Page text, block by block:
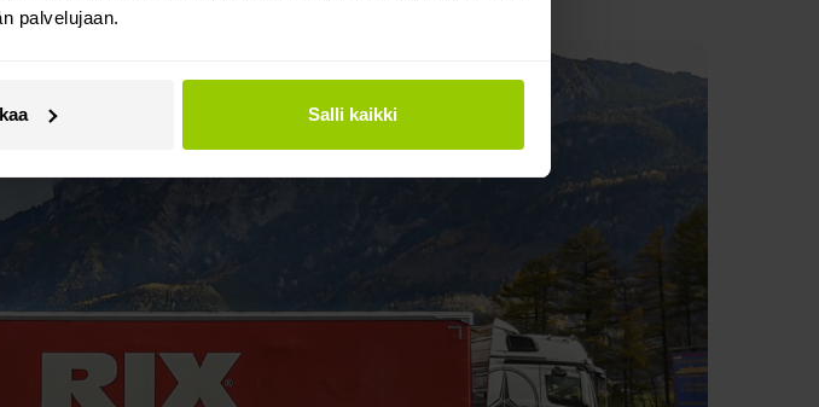
palvelujaan.
Salli kaikki